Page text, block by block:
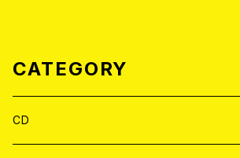
CATEGORY
CD